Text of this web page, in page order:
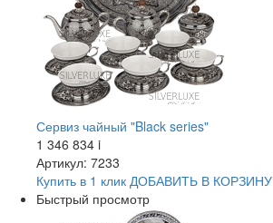
Сервиз чайный "Black series"
1 346 834 i
Артикул: 7233
Купить в 1 клик ДОБАВИТЬ В КОРЗИНУ
Быстрый просмотр